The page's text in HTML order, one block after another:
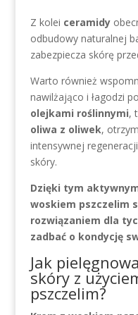
Z kolei ceramidy
odbudowy naturalnej
zabezpiecza skórę
Warto również
nawilżająco i łagodzi
olejkami roślinnymi,
oliwa z oliwek,
intensywnej
skóry.
Dzięki tym
woskiem pszczelim
rozwiązaniem dla
zadbać o kondycję
Jak
skóry z
pszczelim?